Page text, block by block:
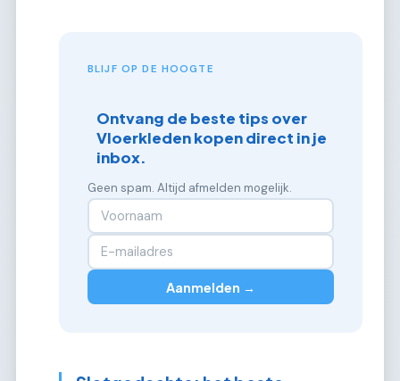
BLIJF OP DE HOOGTE
Ontvang de beste tips over
Vloerkleden kopen direct in je
inbox.
Geen spam. Altijd afmelden mogelijk.
Aanmelden →